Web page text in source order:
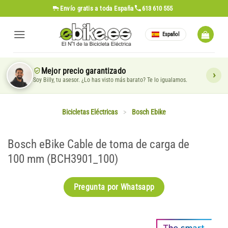
al
contenido
Envío gratis a toda España 613 610 555
Español
Mejor precio garantizado
Soy Billy, tu asesor. ¿Lo has visto más barato? Te lo igualamos.
Bicicletas Eléctricas > Bosch Ebike
Bosch eBike Cable de toma de carga de
100 mm (BCH3901_100)
Pregunta por Whatsapp